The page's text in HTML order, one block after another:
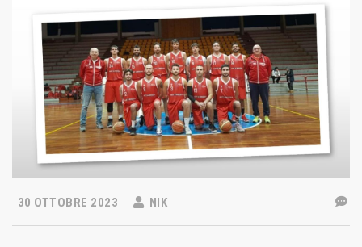
30 OTTOBRE 2023 NIK